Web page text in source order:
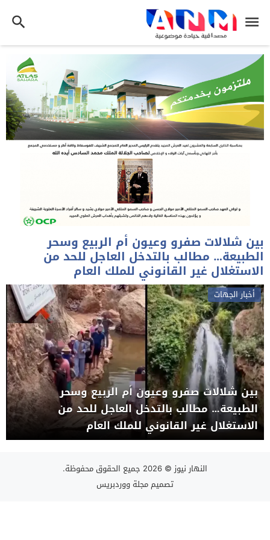
بين شلالات صفرو وعيون أم الربيع وسحر
الطبيعة… مطالب بالتدخل العاجل للحد من
الاستغلال غير القانوني للملك العام
أخبار الجهات
بين شلالات صفرو وعيون أم الربيع وسحر
الطبيعة… مطالب بالتدخل العاجل للحد من
الاستغلال غير القانوني للملك العام
النهار نيوز © 2026 جميع الحقوق محفوظة.
تصميممجلة ووردبريس